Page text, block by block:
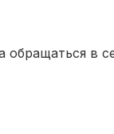
обращаться в